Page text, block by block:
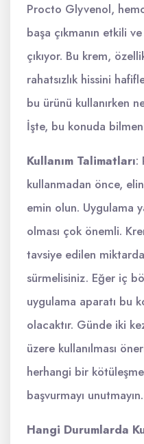
Procto Glyvenol,
başa çıkmanın etkili
çıkıyor. Bu krem,
rahatsızlık hissini
bu ürünü kullanırken
İşte, bu konuda
Kullanım Talimatları:
kullanmadan önce,
emin olun. Uygulama
olması çok önemli.
tavsiye edilen
sürmelisiniz. Eğer iç
uygulama aparatı bu
olacaktır. Günde iki
üzere kullanılması
herhangi bir
başvurmayı unutmayın.
Hangi Durumlarda